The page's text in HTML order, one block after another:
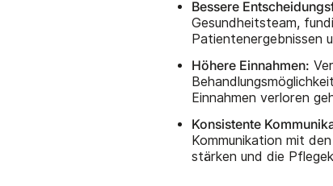
Bessere
Gesundheitsteam,
Patientenergebnissen
Höhere Einnahmen:
Einnahmen verloren
Konsistente
Kommunikation mit
stärken und die